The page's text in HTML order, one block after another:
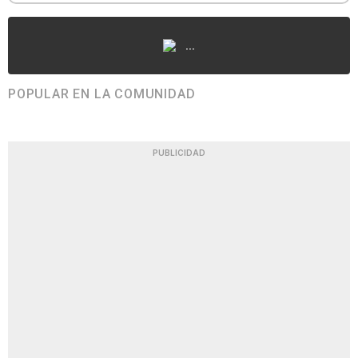
...
POPULAR EN LA COMUNIDAD
PUBLICIDAD